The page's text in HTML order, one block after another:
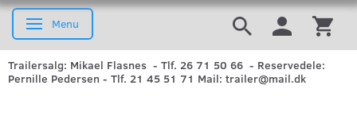
Skifte navigation
Menu
Trailersalg: Mikael Flasnes - Tlf. 26 71 50 66 - Reservedele:
Pernille Pedersen - Tlf. 21 45 51 71 Mail: trailer@mail.dk